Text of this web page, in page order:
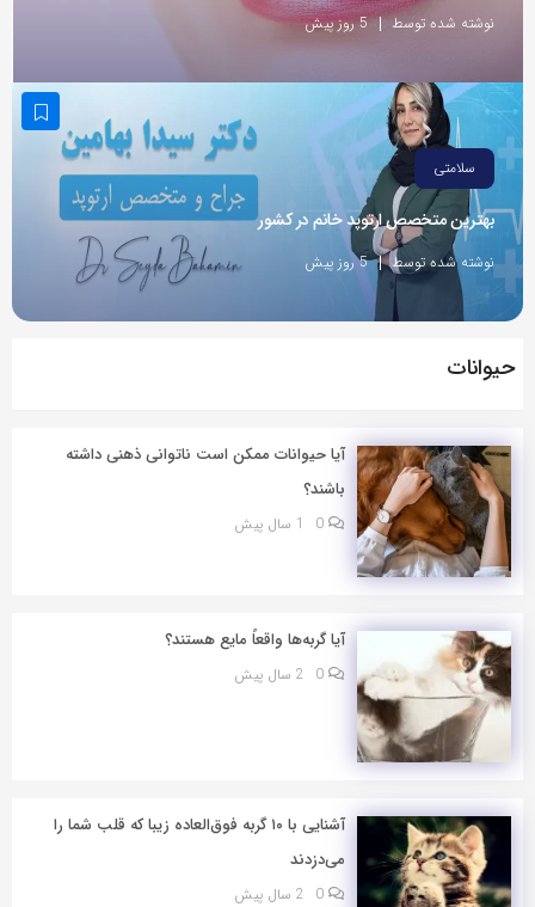
خود
اشتراک
بگذارید.
کپی
لینک
نوشته شده توسط 5 روز پیش
سلامتی
بهترین متخصص ارتوپد خانم در کشور
نوشته شده توسط 5 روز پیش
حیوانات
آیا حیوانات ممکن است ناتوانی ذهنی داشته
باشند؟
0 1 سال پیش
آیا گربه‌ها واقعاً مایع هستند؟
0 2 سال پیش
آشنایی با ۱۰ گربه فوق‌العاده زیبا که قلب شما را
می‌دزدند
0 2 سال پیش